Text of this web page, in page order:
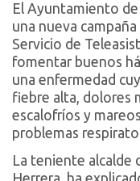
El Ayuntamiento
una nueva
Servicio de
fomentar buenos
una enfermedad
fiebre alta, dolores
escalofríos y
problemas
La teniente alcalde